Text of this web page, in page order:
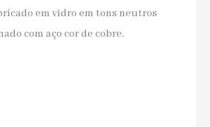
em vidro em tons neutros
com aço cor de cobre.